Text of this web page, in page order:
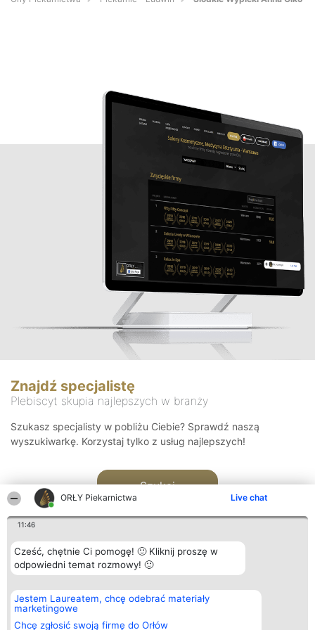
ORŁY Piekarnictwa Live chat
11:46
Cześć, chętnie Ci pomogę! 🙂 Kliknij proszę w
odpowiedni temat rozmowy! 🙂
Jestem Laureatem, chcę odebrać materiały
marketingowe
Chcę zgłosić swoją firmę do Orłów
Znajdź specjalistę
Plebiscyt skupia najlepszych w branży
Szukasz specjalisty w pobliżu Ciebie? Sprawdź naszą
wyszukiwarkę. Korzystaj tylko z usług najlepszych!
Szukaj
Organizator plebiscytu
Bright Side Solutions sp. z o.
o. sp. k.
ul. Ruska 22
Plebiscyt
Laureaci
wszystkich
Kontakt
Kontakt